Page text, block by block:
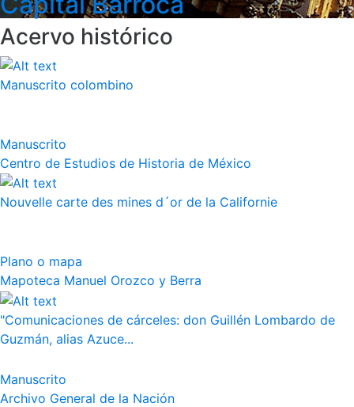
Acervo histórico
Manuscrito colombino
Manuscrito
Centro de Estudios de Historia de México
Nouvelle carte des mines d´or de la Californie
Plano o mapa
Mapoteca Manuel Orozco y Berra
"Comunicaciones de cárceles: don Guillén Lombardo de
Guzmán, alias Azuce...
Manuscrito
Archivo General de la Nación